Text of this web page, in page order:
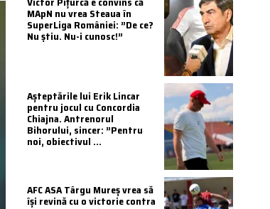
MApN nu vrea Steaua în
SuperLiga României: ”De ce?
Nu știu. Nu-i cunosc!”
Așteptările lui Erik Lincar
pentru jocul cu Concordia
Chiajna. Antrenorul
Bihorului, sincer: ”Pentru
noi, obiectivul ...
AFC ASA Târgu Mureș vrea să
își revină cu o victorie contra